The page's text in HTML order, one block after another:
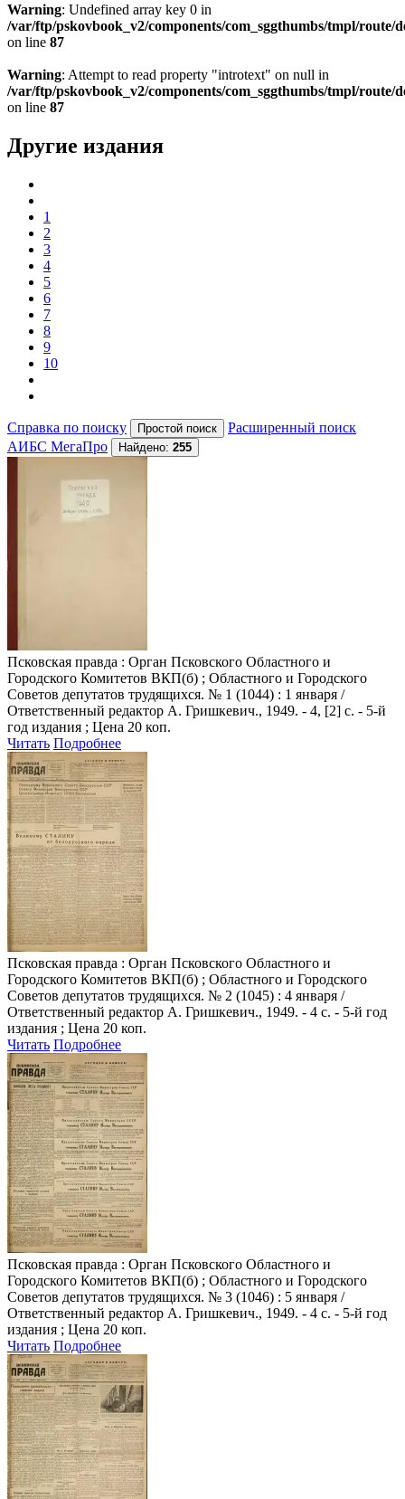
Warning: Undefined array key 0 in
/var/ftp/pskovbook_v2/components/com_sggthumbs/tmpl/route/
on line 87
Warning: Attempt to read property "introtext" on null in
/var/ftp/pskovbook_v2/components/com_sggthumbs/tmpl/route/
on line 87
Другие издания
1
2
3
4
5
6
7
8
9
10
Справка по поиску
Расширенный поиск
АИБС МегаПро
Найдено: 255
Псковская правда : Орган Псковского Областного и
Городского Комитетов ВКП(б) ; Областного и Городского
Советов депутатов трудящихся. № 1 (1044) : 1 января /
Ответственный редактор А. Гришкевич., 1949. - 4, [2] с. - 5-й
год издания ; Цена 20 коп.
Читать Подробнее
Псковская правда : Орган Псковского Областного и
Городского Комитетов ВКП(б) ; Областного и Городского
Советов депутатов трудящихся. № 2 (1045) : 4 января /
Ответственный редактор А. Гришкевич., 1949. - 4 с. - 5-й год
издания ; Цена 20 коп.
Читать Подробнее
Псковская правда : Орган Псковского Областного и
Городского Комитетов ВКП(б) ; Областного и Городского
Советов депутатов трудящихся. № 3 (1046) : 5 января /
Ответственный редактор А. Гришкевич., 1949. - 4 с. - 5-й год
издания ; Цена 20 коп.
Читать Подробнее